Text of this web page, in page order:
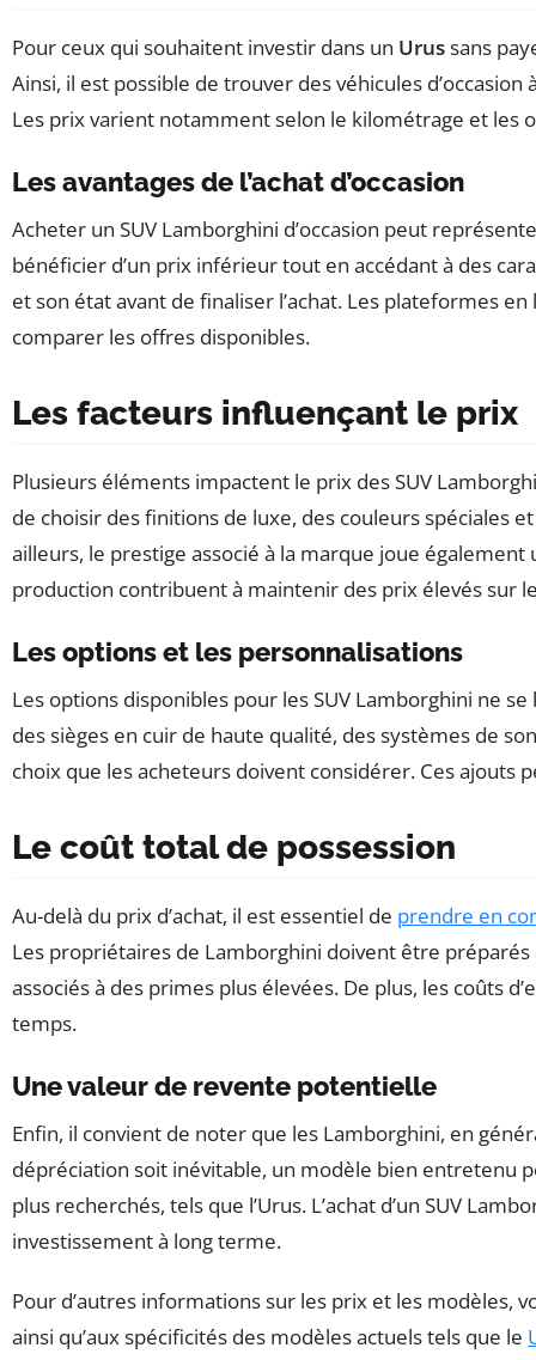
Pour ceux qui souhaitent investir dans un Urussans
Ainsi, il est possible de trouver des véhicules
Les prix varient notamment selon le kilométrage et les
Les avantages de l’achat d’occasion
Acheter un SUV Lamborghini d’occasion peut
bénéficier d’un prix inférieur tout en accédant à des
et son état avant de finaliser l’achat. Les plateformes
comparer les offres disponibles.
Les facteurs influençant le prix
Plusieurs éléments impactent le prix des SUV
de choisir des finitions de luxe, des couleurs spéciales
ailleurs, le prestige associé à la marque joue
production contribuent à maintenir des prix élevés sur
Les options et les personnalisations
Les options disponibles pour les SUV Lamborghini ne
des sièges en cuir de haute qualité, des systèmes de
choix que les acheteurs doivent considérer. Ces
Le coût total de possession
Au-delà du prix d’achat, il est essentiel de prendre en
Les propriétaires de Lamborghini doivent être préparés
associés à des primes plus élevées. De plus, les coûts
temps.
Une valeur de revente potentielle
Enfin, il convient de noter que les Lamborghini, en
dépréciation soit inévitable, un modèle bien entretenu
plus recherchés, tels que l’Urus. L’achat d’un SUV
investissement à long terme.
Pour d’autres informations sur les prix et les modèles,
ainsi qu’aux spécificités des modèles actuels tels que le